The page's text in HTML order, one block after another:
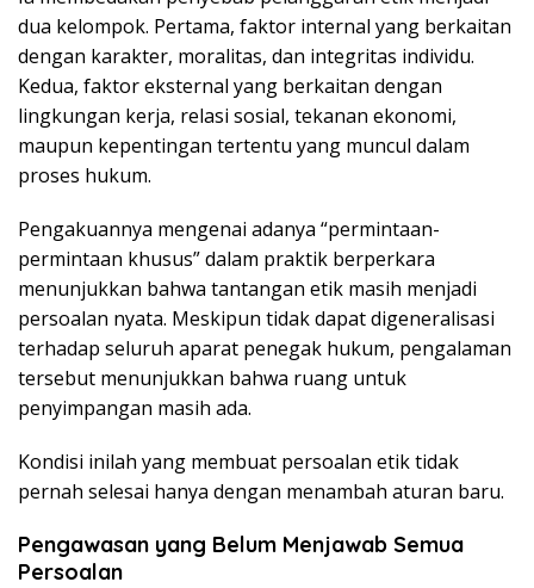
dua kelompok. Pertama, faktor internal yang berkaitan
dengan karakter, moralitas, dan integritas individu.
Kedua, faktor eksternal yang berkaitan dengan
lingkungan kerja, relasi sosial, tekanan ekonomi,
maupun kepentingan tertentu yang muncul dalam
proses hukum.
Pengakuannya mengenai adanya “permintaan-
permintaan khusus” dalam praktik berperkara
menunjukkan bahwa tantangan etik masih menjadi
persoalan nyata. Meskipun tidak dapat digeneralisasi
terhadap seluruh aparat penegak hukum, pengalaman
tersebut menunjukkan bahwa ruang untuk
penyimpangan masih ada.
Kondisi inilah yang membuat persoalan etik tidak
pernah selesai hanya dengan menambah aturan baru.
Pengawasan yang Belum Menjawab Semua
Persoalan